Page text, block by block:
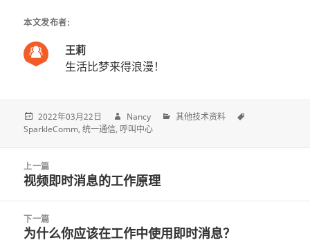
本文发布者:
王莉
生活比梦来得浪漫！
2022年03月22日 Nancy
其他技术资料
SparkleComm 统一通信 呼叫中心
navigation
上一篇
上
篇
文
视频即时消息的工作原理
下一篇
下
为什么你应该在工作中使用即时消息？